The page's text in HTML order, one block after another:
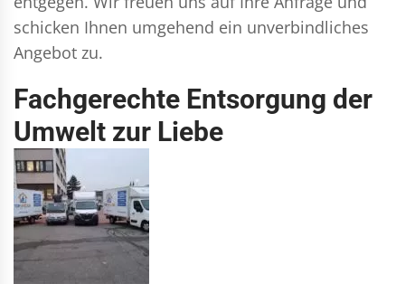
schicken Ihnen umgehend ein unverbindliches
Angebot zu.
Fachgerechte Entsorgung der
Umwelt zur Liebe